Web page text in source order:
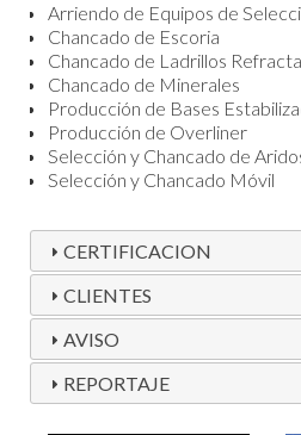
Arriendo de Equipos de
Chancado de Escoria
Chancado de Ladrillos
Chancado de Minerales
Producción de Bases
Producción de Overliner
Selección y Chancado de
Selección y Chancado Móvil
CERTIFICACION
CLIENTES
AVISO
REPORTAJE